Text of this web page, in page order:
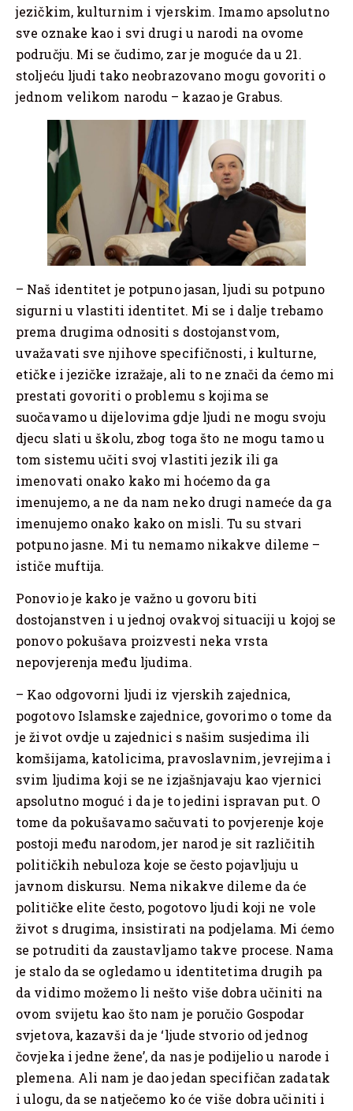
jezičkim, kulturnim i vjerskim. Imamo apsolutno
sve oznake kao i svi drugi u narodi na ovome
području. Mi se čudimo, zar je moguće da u 21.
stoljeću ljudi tako neobrazovano mogu govoriti o
jednom velikom narodu – kazao je Grabus.
– Naš identitet je potpuno jasan, ljudi su potpuno
sigurni u vlastiti identitet. Mi se i dalje trebamo
prema drugima odnositi s dostojanstvom,
uvažavati sve njihove specifičnosti, i kulturne,
etičke i jezičke izražaje, ali to ne znači da ćemo mi
prestati govoriti o problemu s kojima se
suočavamo u dijelovima gdje ljudi ne mogu svoju
djecu slati u školu, zbog toga što ne mogu tamo u
tom sistemu učiti svoj vlastiti jezik ili ga
imenovati onako kako mi hoćemo da ga
imenujemo, a ne da nam neko drugi nameće da ga
imenujemo onako kako on misli. Tu su stvari
potpuno jasne. Mi tu nemamo nikakve dileme –
ističe muftija.
Ponovio je kako je važno u govoru biti
dostojanstven i u jednoj ovakvoj situaciji u kojoj se
ponovo pokušava proizvesti neka vrsta
nepovjerenja među ljudima.
– Kao odgovorni ljudi iz vjerskih zajednica,
pogotovo Islamske zajednice, govorimo o tome da
je život ovdje u zajednici s našim susjedima ili
komšijama, katolicima, pravoslavnim, jevrejima i
svim ljudima koji se ne izjašnjavaju kao vjernici
apsolutno moguć i da je to jedini ispravan put. O
tome da pokušavamo sačuvati to povjerenje koje
postoji među narodom, jer narod je sit različitih
političkih nebuloza koje se često pojavljuju u
javnom diskursu. Nema nikakve dileme da će
političke elite često, pogotovo ljudi koji ne vole
život s drugima, insistirati na podjelama. Mi ćemo
se potruditi da zaustavljamo takve procese. Nama
je stalo da se ogledamo u identitetima drugih pa
da vidimo možemo li nešto više dobra učiniti na
ovom svijetu kao što nam je poručio Gospodar
svjetova, kazavši da je ‘ljude stvorio od jednog
čovjeka i jedne žene’, da nas je podijelio u narode i
plemena. Ali nam je dao jedan specifičan zadatak
i ulogu, da se natječemo ko će više dobra učiniti i